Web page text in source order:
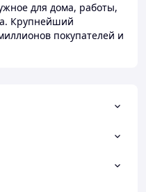
для дома, работы,
Крупнейший
покупателей и